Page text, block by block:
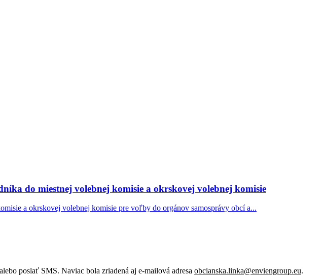
do miestnej volebnej komisie a okrskovej volebnej komisie
a okrskovej volebnej komisie pre voľby do orgánov samosprávy obcí a...
poslať SMS. Naviac bola zriadená aj e-mailová adresa obcianska.linka@enviengroup.eu.